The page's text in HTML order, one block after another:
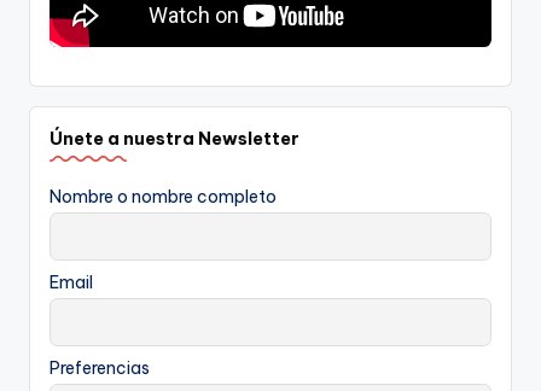
Únete a nuestra Newsletter
Nombre o nombre completo
Email
Preferencias